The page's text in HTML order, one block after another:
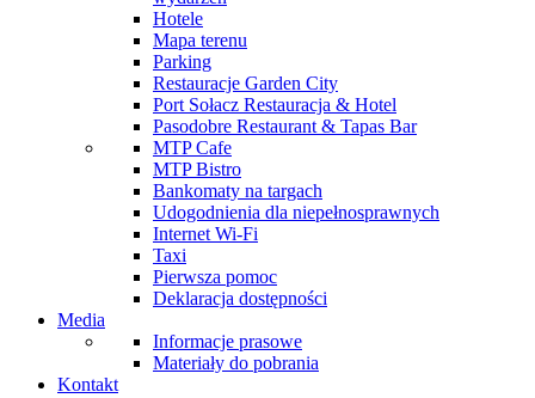
Hotele
Mapa terenu
Parking
Restauracje Garden City
Port Sołacz Restauracja & Hotel
Pasodobre Restaurant & Tapas Bar
MTP Cafe
MTP Bistro
Bankomaty na targach
Udogodnienia dla niepełnosprawnych
Internet Wi-Fi
Taxi
Pierwsza pomoc
Deklaracja dostępności
Media
Informacje prasowe
Materiały do pobrania
Kontakt